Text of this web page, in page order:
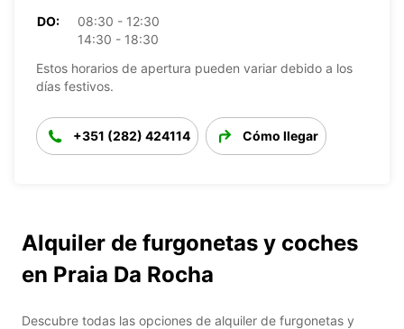
DO:
08:30 - 12:30
14:30 - 18:30
Estos horarios de apertura pueden variar debido a los
días festivos.
+351 (282) 424114 Cómo llegar
Alquiler de furgonetas y coches
en Praia Da Rocha
Descubre todas las opciones de alquiler de furgonetas y